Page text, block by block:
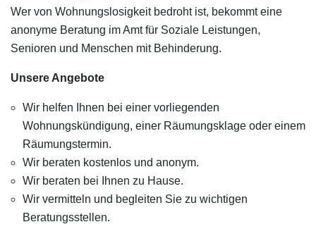
Wer von Wohnungslosigkeit bedroht ist, bekommt eine
anonyme Beratung im Amt für Soziale Leistungen,
Senioren und Menschen mit Behinderung.
Unsere Angebote
Wir helfen Ihnen bei einer vorliegenden
Wohnungskündigung, einer Räumungsklage oder einem
Räumungstermin.
Wir beraten kostenlos und anonym.
Wir beraten bei Ihnen zu Hause.
Wir vermitteln und begleiten Sie zu wichtigen
Beratungsstellen.